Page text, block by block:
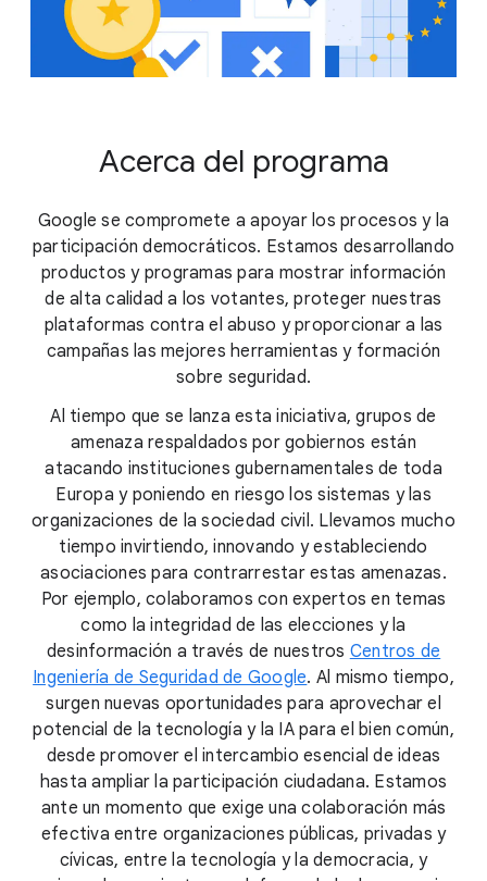
Acerca del programa
Google se compromete a apoyar los procesos y la
participación democráticos. Estamos desarrollando
productos y programas para mostrar información
de alta calidad a los votantes, proteger nuestras
plataformas contra el abuso y proporcionar a las
campañas las mejores herramientas y formación
sobre seguridad.
Al tiempo que se lanza esta iniciativa, grupos de
amenaza respaldados por gobiernos están
atacando instituciones gubernamentales de toda
Europa y poniendo en riesgo los sistemas y las
organizaciones de la sociedad civil. Llevamos mucho
tiempo invirtiendo, innovando y estableciendo
asociaciones para contrarrestar estas amenazas.
Por ejemplo, colaboramos con expertos en temas
como la integridad de las elecciones y la
desinformación a través de nuestros Centros de
Ingeniería de Seguridad de Google. Al mismo tiempo,
surgen nuevas oportunidades para aprovechar el
potencial de la tecnología y la IA para el bien común,
desde promover el intercambio esencial de ideas
hasta ampliar la participación ciudadana. Estamos
ante un momento que exige una colaboración más
efectiva entre organizaciones públicas, privadas y
cívicas, entre la tecnología y la democracia, y